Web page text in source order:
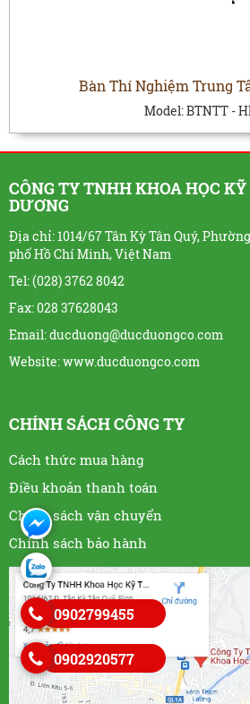
Bàn Thí Nghiệm Trung
Model:BTNTT -
CÔNG TY TNHH KHOA HỌC
DƯƠNG
Địa chỉ: 1014/67 Tân Kỳ Tân Quý,
phố Hồ Chí Minh, Việt Nam
Tel: (028) 3762 8042
Fax: 028 37628043
Email: ducduong@ducduongco.com
Website:www.ducduongco.com
CHÍNH SÁCH CÔNG TY
Cách thức mua hàng
Điều khoản thanh toán
Chính sách vận chuyển
Chính sách bảo hành
0902799455
0902920577